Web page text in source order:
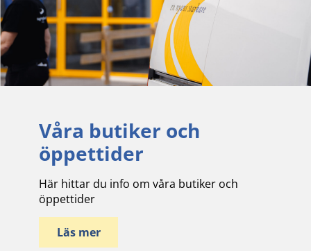
Våra butiker och
öppettider
Här hittar du info om våra butiker och
öppettider
Läs mer